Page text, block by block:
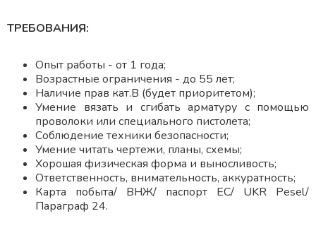
ТРЕБОВАНИЯ:
Опыт работы - от 1 года;
Возрастные ограничения - до 55 лет;
Наличие прав кат.В (будет приоритетом);
Умение вязать и сгибать арматуру с помощью
проволоки или специального пистолета;
Соблюдение техники безопасности;
Умение читать чертежи, планы, схемы;
Хорошая физическая форма и выносливость;
Ответственность, внимательность, аккуратность;
Карта побыта/ ВНЖ/ паспорт ЕС/ UKR Pesel/
Параграф 24.